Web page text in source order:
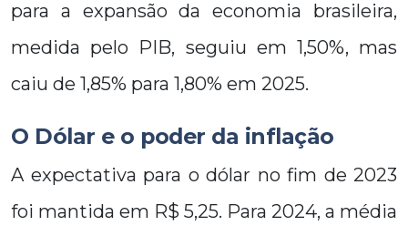
para a expansão da economia brasileira,
medida pelo PIB, seguiu em 1,50%, mas
caiu de 1,85% para 1,80% em 2025.
O Dólar e o poder da inflação
A expectativa para o dólar no fim de 2023
foi mantida em R$ 5,25. Para 2024, a média